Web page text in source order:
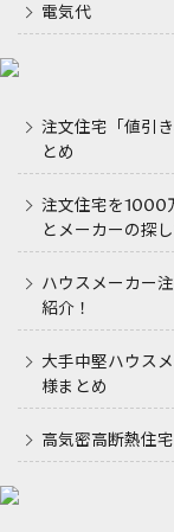
電気代
注文住宅「値引
とめ
注文住宅を1000
とメーカーの探
ハウスメーカー
紹介！
大手中堅ハウス
様まとめ
高気密高断熱住